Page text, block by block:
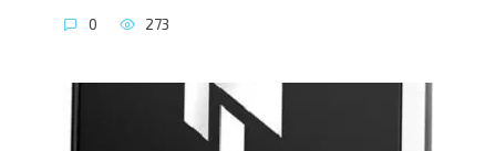
0 273